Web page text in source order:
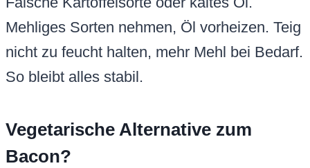
Mehliges Sorten nehmen, Öl vorheizen. Teig
nicht zu feucht halten, mehr Mehl bei Bedarf.
So bleibt alles stabil.
Vegetarische Alternative zum
Bacon?